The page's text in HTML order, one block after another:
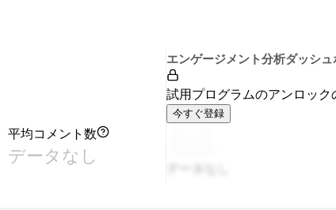
平均コメント数
データなし
エンゲージメント分析ダッシュ
試用プログラムのアンロック
今すぐ登録